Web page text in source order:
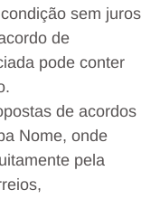
sem juros
de
pode conter
de acordos
Nome, onde
pela